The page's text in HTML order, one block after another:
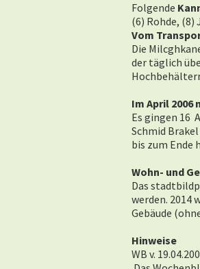
Folgende
(6) Rohde, (8)
Vom
Die
der täglich
Im April
Es gingen 16
Schmid
bis zum
Wohn- und
Das
werden. 2014
Gebäude
Hinweise
WB v.